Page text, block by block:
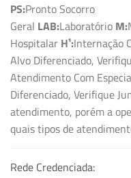
PS:Pronto Socorro
Geral LAB:Laboratório M:
Hospitalar H¹:Internação
Alvo Diferenciado,
Atendimento Com
Diferenciado, Verifique
atendimento, porém a
quais tipos de
Rede Credenciada: